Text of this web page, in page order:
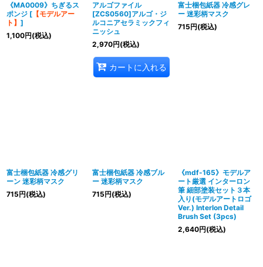
《MA0009》ちぎるス
ポンジ [ 【モデルアー
ト】 ]
1,100円(税込)
アルゴファイル
[ZCS0560]アルゴ・ジ
ルコニアセラミックフィ
ニッシュ
2,970円(税込)
カートに入れる
富士梱包紙器 冷感グレ
ー 迷彩柄マスク
715円(税込)
富士梱包紙器 冷感グリ
ーン 迷彩柄マスク
715円(税込)
富士梱包紙器 冷感ブル
ー 迷彩柄マスク
715円(税込)
《mdf-165》モデルア
ート厳選 インターロン
筆 細部塗装セット３本
入り(モデルアートロゴ
Ver.) Interlon Detail
Brush Set (3pcs)
2,640円(税込)